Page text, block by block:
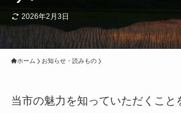
2026年2月3日
ホーム お知らせ・読みもの
当市の魅力を知っていただくこと